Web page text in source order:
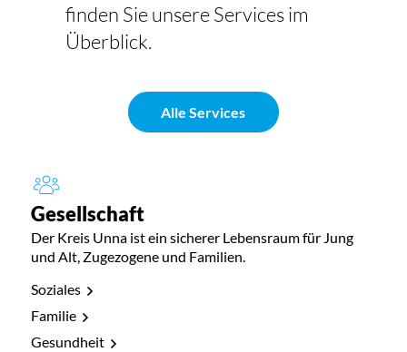
finden Sie unsere Services im
Überblick.
Alle Services
Gesellschaft
Der Kreis Unna ist ein sicherer Lebensraum für Jung
und Alt, Zugezogene und Familien.
Soziales
Familie
Gesundheit